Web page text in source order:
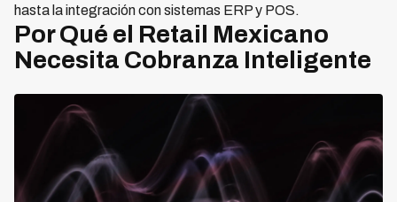
hasta la integración con sistemas ERP y POS.
Por Qué el Retail Mexicano
Necesita Cobranza Inteligente